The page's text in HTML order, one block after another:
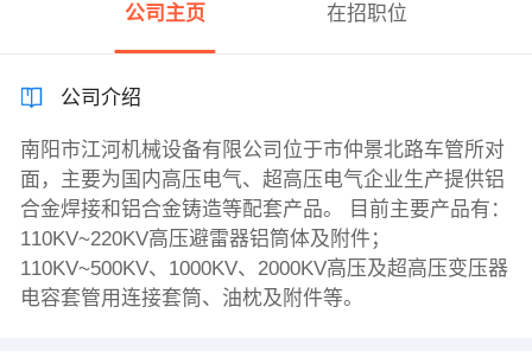
公司主页 在招职位
公司介绍
南阳市江河机械设备有限公司位于市仲景北路车管所对
面，主要为国内高压电气、超高压电气企业生产提供铝
合金焊接和铝合金铸造等配套产品。 目前主要产品有：
110KV~220KV高压避雷器铝筒体及附件；
110KV~500KV、1000KV、2000KV高压及超高压变压器
电容套管用连接套筒、油枕及附件等。